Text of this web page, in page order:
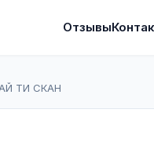
Отзывы
АЙ ТИ СКАН